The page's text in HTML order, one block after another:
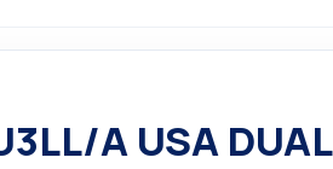
A USA DUAL